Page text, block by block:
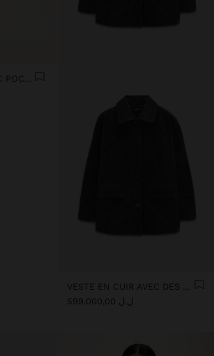
VESTE EN CUIR AVEC POCHE
VESTE EN CUIR AVEC DES BOUTONS
ل.ل 599.000,00